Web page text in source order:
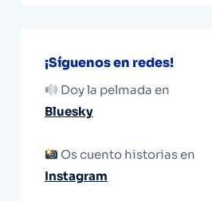
¡Síguenos en redes!
Doy la pelmada en
Bluesky
Os cuento historias en
Instagram